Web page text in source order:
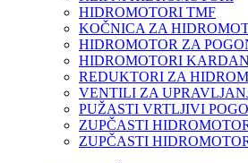
HIDROMOTORI TMF
KOČNICA ZA
HIDROMOTOR ZA
HIDROMOTORI KARDAN
REDUKTORI ZA
VENTILI ZA
PUŽASTI VRTLJIVI
ZUPČASTI
ZUPČASTI